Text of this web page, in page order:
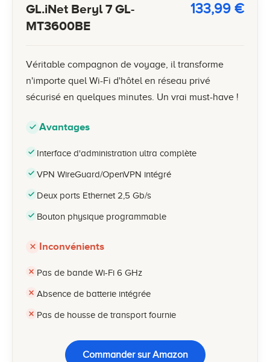
GL.iNet Beryl 7 GL-
MT3600BE
133,99 €
Véritable compagnon de voyage, il transforme
n'importe quel Wi-Fi d'hôtel en réseau privé
sécurisé en quelques minutes. Un vrai must-have !
Avantages
Interface d'administration ultra complète
VPN WireGuard/OpenVPN intégré
Deux ports Ethernet 2,5 Gb/s
Bouton physique programmable
Inconvénients
Pas de bande Wi-Fi 6 GHz
Absence de batterie intégrée
Pas de housse de transport fournie
Commander sur Amazon